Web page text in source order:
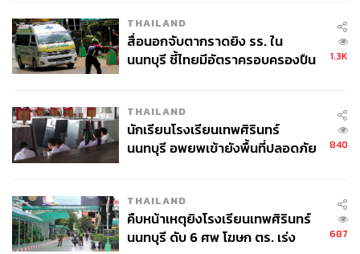
THAILAND
สื่อนอกจับตากราดยิง รร. ใน
นนทบุรี ชี้ไทยมีอัตราครอบครองปืน
1.3K
THAILAND
นักเรียนโรงเรียนเทพศิรินทร์
นนทบุรี อพยพเข้ายังพื้นที่ปลอดภัย
840
THAILAND
คืบหน้าเหตุยิงโรงเรียนเทพศิรินทร์
นนทบุรี ดับ 6 ศพ โฆษก ตร. เร่ง
687